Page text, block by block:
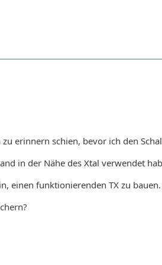
erinnern schien, bevor ich den
in der Nähe des Xtal verwendet
einen funktionierenden TX zu bauen.